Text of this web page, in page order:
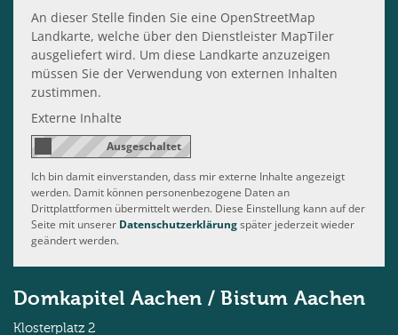
An dieser Stelle finden Sie eine OpenStreetMap
Landkarte, welche über den Dienstleister MapTiler
ausgeliefert wird. Um diese Landkarte anzuzeigen
müssen Sie der Verwendung von externen Inhalten
zustimmen.
Externe Inhalte
Ich bin damit einverstanden, dass mir externe Inhalte angezeigt
werden. Damit können personenbezogene Daten an
Drittplattformen übermittelt werden. Diese Einstellung kann auf der
Seite mit unserer Datenschutzerklärungspäter jederzeit wieder
geändert werden.
Domkapitel Aachen / Bistum Aachen
Klosterplatz 2